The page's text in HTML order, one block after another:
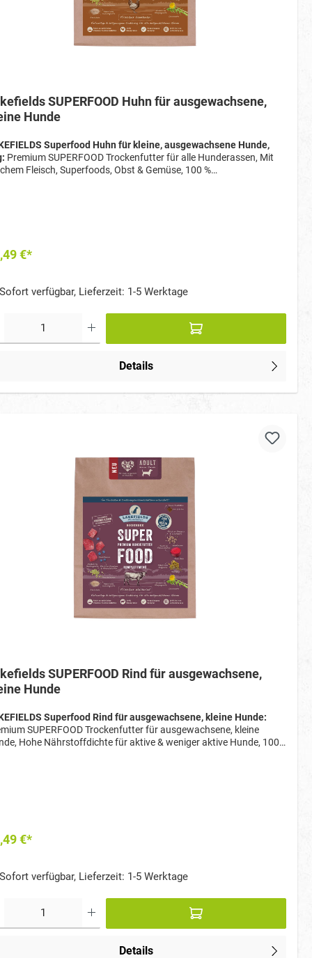
SUPERFOOD Huhn für ausgewachsene,
Hunde
Superfood Huhn für kleine, ausgewachsene Hunde,
Premium SUPERFOOD Trockenfutter für alle Hunderassen, Mit
Fleisch, Superfoods, Obst & Gemüse, 100 %
€*
Sofort verfügbar, Lieferzeit: 1-5 Werktage
Details
SUPERFOOD Rind für ausgewachsene,
Hunde
Superfood Rind für ausgewachsene, kleine Hunde:
SUPERFOOD Trockenfutter für ausgewachsene, kleine
Hohe Nährstoffdichte für aktive & weniger aktive Hunde, 100
€*
Sofort verfügbar, Lieferzeit: 1-5 Werktage
Details